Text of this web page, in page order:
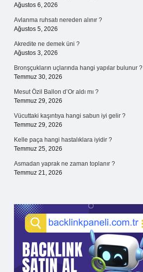
Ağustos 6, 2026
Avlanma ruhsatı nereden alınır ?
Ağustos 5, 2026
Akredite ne demek üni ?
Ağustos 3, 2026
Bronşçukların uçlarında hangi yapılar bulunur ?
Temmuz 30, 2026
Mesut Özil Ballon d’Or aldı mı ?
Temmuz 29, 2026
Vücuttaki kaşıntıya hangi sabun iyi gelir ?
Temmuz 29, 2026
Kelle paça hangi hastalıklara iyidir ?
Temmuz 25, 2026
Asmadan yaprak ne zaman toplanır ?
Temmuz 21, 2026